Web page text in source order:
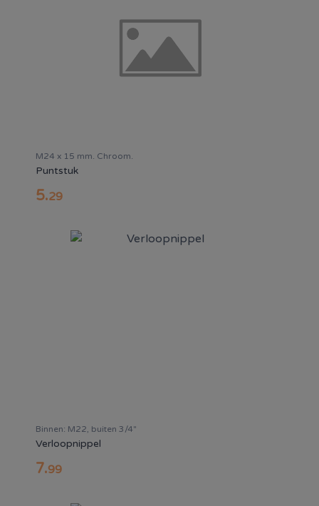
M24 x 15 mm. Chroom.
Puntstuk
5.29
Binnen: M22, buiten 3/4"
Verloopnippel
7.99